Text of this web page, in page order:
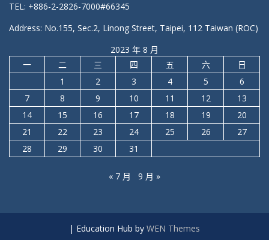
TEL: +886-2-2826-7000#66345
Address: No.155, Sec.2, Linong Street, Taipei, 112 Taiwan (ROC)
2023 年 8 月
一
二 三 四 五 六
日
1
2 3 4 5
6
7
8 9 10 11 12
13
14
15 16 17 18 19
20
21
22 23 24 25 26
27
28
29 30 31
« 7 月 9 月 »
| Education Hub by WEN Themes